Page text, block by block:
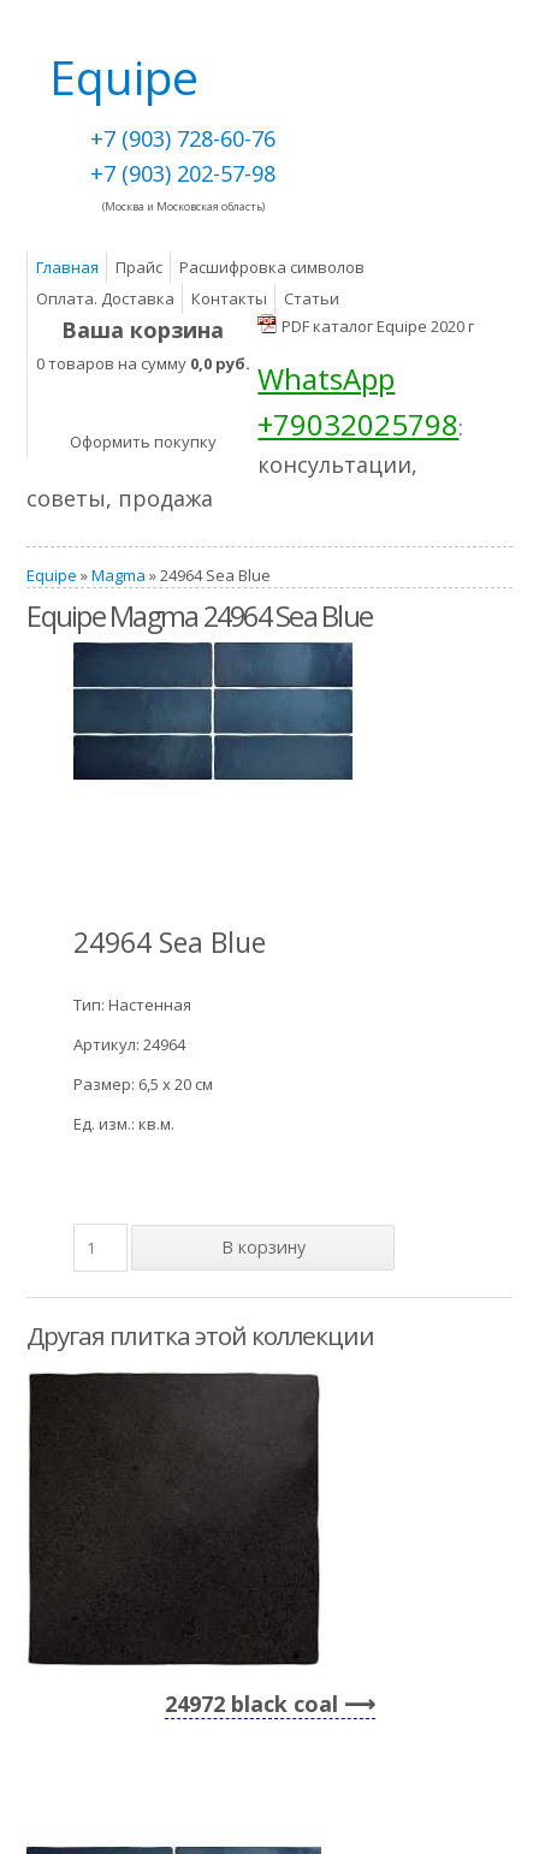
Equipe
+7 (903) 728-60-76
+7 (903) 202-57-98
(Москва и Московская область)
Главная Прайс
Расшифровка символов
Оплата. Доставка
Контакты Статьи
Ваша корзина
0 товаров на сумму 0,0 руб.
Оформить покупку
PDF каталог Equipe 2020 г
WhatsApp
+79032025798:
консультации,
советы, продажа
Equipe »Magma » 24964 Sea Blue
Equipe Magma 24964 Sea Blue
24964 Sea Blue
Тип: Настенная
Артикул: 24964
Размер: 6,5 x 20 см
Ед. изм.: кв.м.
Другая плитка этой коллекции
24972 black coal